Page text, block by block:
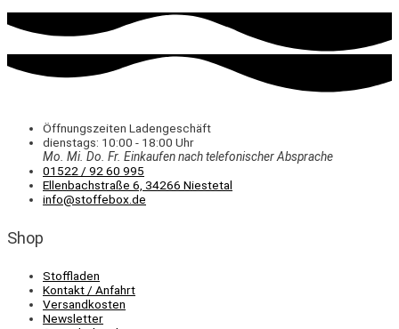
Öffnungszeiten Ladengeschäft
dienstags: 10:00 - 18:00 Uhr
Mo. Mi. Do. Fr. Einkaufennach telefonischer Absprache
01522 / 92 60 995
Ellenbachstraße 6, 34266 Niestetal
info@stoffebox.de
Shop
Stoffladen
Kontakt / Anfahrt
Versandkosten
Newsletter